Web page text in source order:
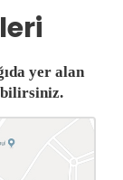
yer alan